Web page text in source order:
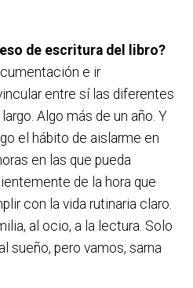
de escritura del libro?
e ir
entre sí las diferentes
Algo más de un año. Y
el hábito de aislarme en
en las que pueda
de la hora que
con la vida rutinaria claro.
al ocio, a la lectura. Solo
sueño, pero vamos, sarna